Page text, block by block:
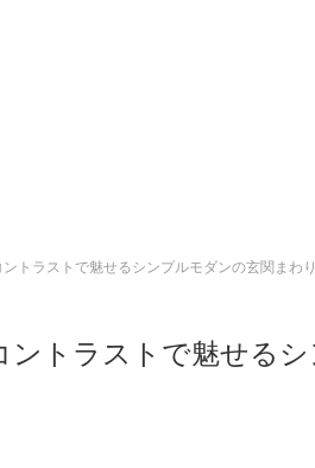
ントラストで魅せるシンプルモダンの玄関ま
ントラストで魅せる